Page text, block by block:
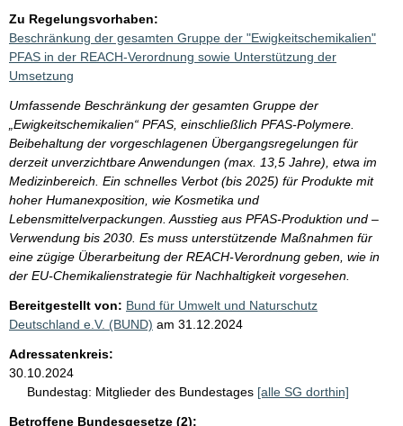
Zu Regelungsvorhaben:
Beschränkung der gesamten Gruppe der "Ewigkeitschemikalien"
PFAS in der REACH-Verordnung sowie Unterstützung der
Umsetzung
Umfassende Beschränkung der gesamten Gruppe der
„Ewigkeitschemikalien“ PFAS, einschließlich PFAS-Polymere.
Beibehaltung der vorgeschlagenen Übergangsregelungen für
derzeit unverzichtbare Anwendungen (max. 13,5 Jahre), etwa im
Medizinbereich. Ein schnelles Verbot (bis 2025) für Produkte mit
hoher Humanexposition, wie Kosmetika und
Lebensmittelverpackungen. Ausstieg aus PFAS-Produktion und –
Verwendung bis 2030. Es muss unterstützende Maßnahmen für
eine zügige Überarbeitung der REACH-Verordnung geben, wie in
der EU-Chemikalienstrategie für Nachhaltigkeit vorgesehen.
Bereitgestellt von: Bund für Umwelt und Naturschutz
Deutschland e.V. (BUND) am 31.12.2024
Adressatenkreis:
30.10.2024
Bundestag: Mitglieder des Bundestages [alle SG dorthin]
Betroffene Bundesgesetze (2):